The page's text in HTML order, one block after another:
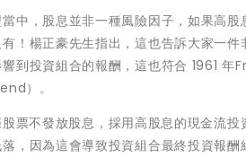
中，股息並非一種風險因子，如果高
！楊正豪先生指出，這也告訴大家一
響到投資組合的報酬，這也符合
）。
票不發放股息，採用高股息的現金流投
，因為這會導致投資組合最終投資報